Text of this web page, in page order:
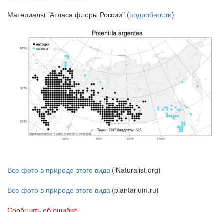
Материалы "Атласа флоры России" (подробности)
Все фото в природе этого вида (iNaturalist.org)
Все фото в природе этого вида (plantarium.ru)
Сообщить об ошибке